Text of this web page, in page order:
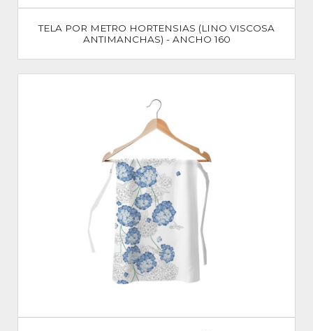
TELA POR METRO HORTENSIAS (LINO VISCOSA
ANTIMANCHAS) - ANCHO 160